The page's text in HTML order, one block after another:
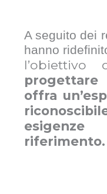
A seguito dei
hanno
l’obiettivo
offra
riferimento.